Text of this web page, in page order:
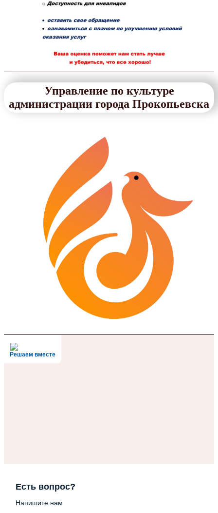
Управление по культуре
администрации города Прокопьевска
Решаем вместе
Есть вопрос?
Напишите нам